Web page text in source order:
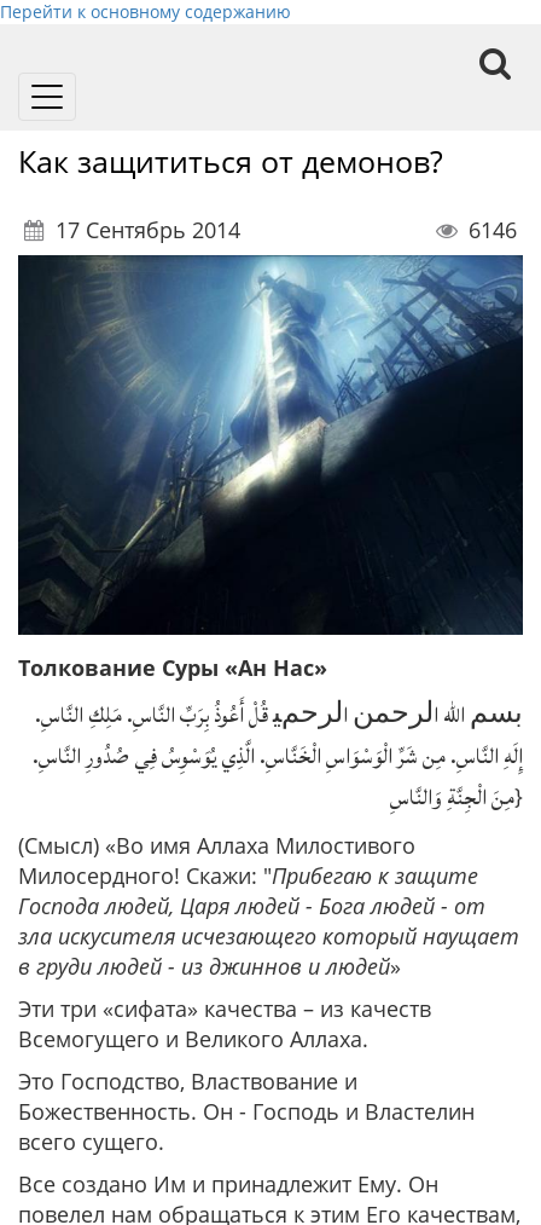
Перейти к основному содержанию
Toggle
Как защититься от демонов?
17 Сентябрь 2014 6146
Толкование Суры «Ан Нас»
ﺑﺴﻢ ﷲ اﻟﺮﺣﻤﻦ اﻟﺮﺣﻢﯿ قُلْ أَعُوذُ بِرَبِّ النَّاسِ. مَلِكِ النَّاسِ.
إِلَهِ النَّاسِ. مِن شَرِّ الْوَسْوَاسِ الْخَنَّاسِ. الَّذِي يُوَسْوِسُ فِي صُدُورِ النَّاسِ.
مِنَ الْجِنَّةِ وَالنَّاسِ}
(Смысл) «Во имя Аллаха Милостивого
Милосердного! Скажи: "Прибегаю к защите
Господа людей, Царя людей - Бога людей - от
зла искусителя исчезающего который наущает
в груди людей - из джиннов и людей»
Эти три «сифата» качества – из качеств
Всемогущего и Великого Аллаха.
Это Господство, Властвование и
Божественность. Он - Господь и Властелин
всего сущего.
Все создано Им и принадлежит Ему. Он
повелел нам обращаться к этим Его качествам,